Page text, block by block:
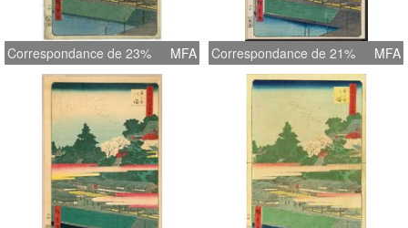
Correspondance de 23% MFA Correspondance de 21% MFA